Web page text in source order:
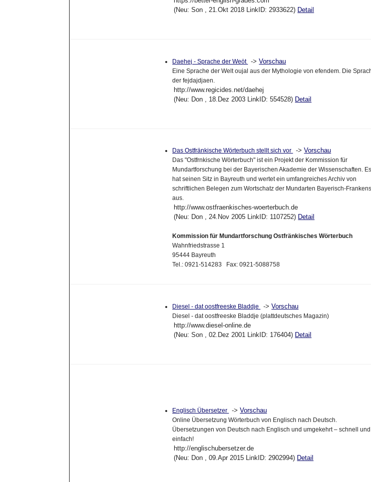
(Neu: Son , 21.Okt 2018 LinkID: 2933622) Detail
Daehej - Sprache der Weöt ->Vorschau
Eine Sprache der Welt oujal aus der Mythologie von efendem. Die
der fejdajdjaen.
http://www.regicides.net/daehej
(Neu: Don , 18.Dez 2003 LinkID: 554528) Detail
Das Ostfränkische Wörterbuch stellt sich vor ->Vorschau
Das "Ostfrnkische Wörterbuch" ist ein Projekt der Kommission für
Mundartforschung bei der Bayerischen Akademie der Wissenschaften. Es
hat seinen Sitz in Bayreuth und wertet ein umfangreiches Archiv von
schriftlichen Belegen zum Wortschatz der Mundarten Bayerisch-Frankens
aus.
http://www.ostfraenkisches-woerterbuch.de
(Neu: Don , 24.Nov 2005 LinkID: 1107252) Detail
Kommission für Mundartforschung Ostfränkisches Wörterbuch
Wahnfriedstrasse 1
95444 Bayreuth
Tel.: 0921-514283 Fax: 0921-5088758
Diesel - dat oostfreeske Bladdje ->Vorschau
Diesel - dat oostfreeske Bladdje (plattdeutsches Magazin)
http://www.diesel-online.de
(Neu: Son , 02.Dez 2001 LinkID: 176404) Detail
Englisch Übersetzer ->Vorschau
Online Übersetzung Wörterbuch von Englisch nach Deutsch.
Übersetzungen von Deutsch nach Englisch und umgekehrt – schnell und
einfach!
http://englischubersetzer.de
(Neu: Don , 09.Apr 2015 LinkID: 2902994) Detail